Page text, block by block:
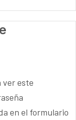
ver este
en el formulario